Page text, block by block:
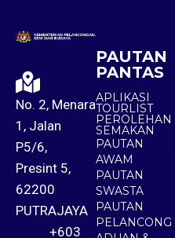
No. 2, Menara
1, Jalan
P5/6,
Presint 5,
62200
PUTRAJAYA
+603
PAUTAN
PANTAS
APLIKASI
TOURLIST
PEROLEHAN
SEMAKAN
PAUTAN
AWAM
PAUTAN
SWASTA
PAUTAN
PELANCONG